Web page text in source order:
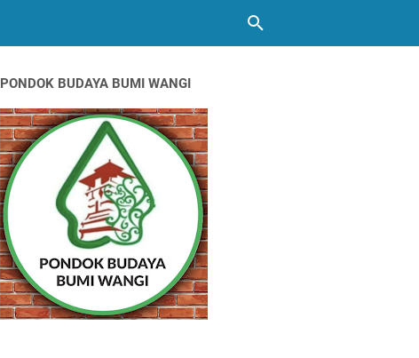
PONDOK BUDAYA BUMI WANGI